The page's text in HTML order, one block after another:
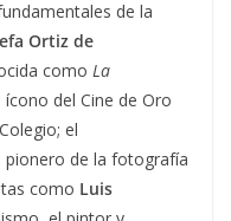
de la
Ortiz de
como La
ícono del Cine de Oro
el
pionero de la fotografía
como Luis